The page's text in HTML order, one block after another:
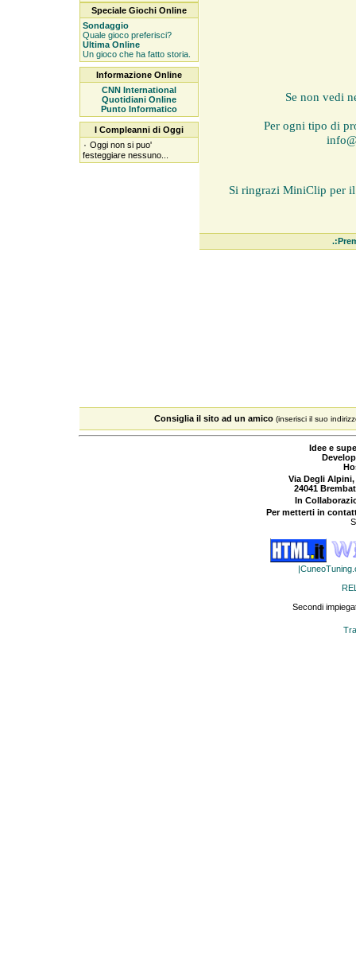
Speciale Giochi Online
Sondaggio
Quale gioco preferisci?
Ultima Online
Un gioco che ha fatto storia.
Informazione Online
CNN International
Quotidiani Online
Punto Informatico
I Compleanni di Oggi
۰ Oggi non si puo'
festeggiare nessuno...
Se non vedi
Per ogni tipo di
Si ringrazi MiniClip per
Consiglia il sito ad un amico (inserisci il suo
Idee e
Via Degli Alpini,
24041
In
Per metterti in
Secondi